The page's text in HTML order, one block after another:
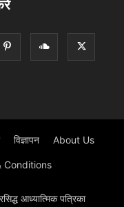
विज्ञापन About Us
Conditions
आध्यात्मिक पत्रिका